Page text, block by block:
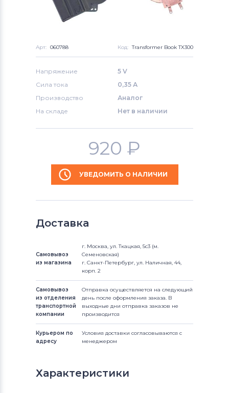
Арт: 060788 Код: Transformer Book TX300
Напряжение
5 V
Сила тока
0,35 А
Производство
Аналог
На складе
Нет в наличии
920 ₽
УВЕДОМИТЬ О НАЛИЧИИ
Доставка
Самовывоз
из магазина
г. Москва, ул. Ткацкая, 5с3 (м.
Семеновская)
г. Санкт-Петербург, ул. Наличная, 44,
корп. 2
Самовывоз
из отделения
транспортной
компании
Отправка осуществляется на следующий
день после оформления заказа. В
выходные дни отправка заказов не
производится
Курьером по
адресу
Условия доставки согласовываются с
менеджером
Характеристики